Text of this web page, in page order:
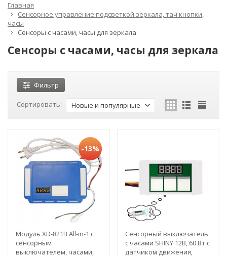
Главная
Сенсорное управление подсветкой зеркала, тач кнопки,
часы
Сенсоры с часами, часы для зеркала
Сенсоры с часами, часы для зеркала
Фильтр
Сортировать: Новые и популярные
-13%
Модуль XD-821B All-in-1 с
сенсорным
выключателем, часами,
Сенсорный выключатель
с часами SHINY 12В, 60 Вт с
датчиком движения,